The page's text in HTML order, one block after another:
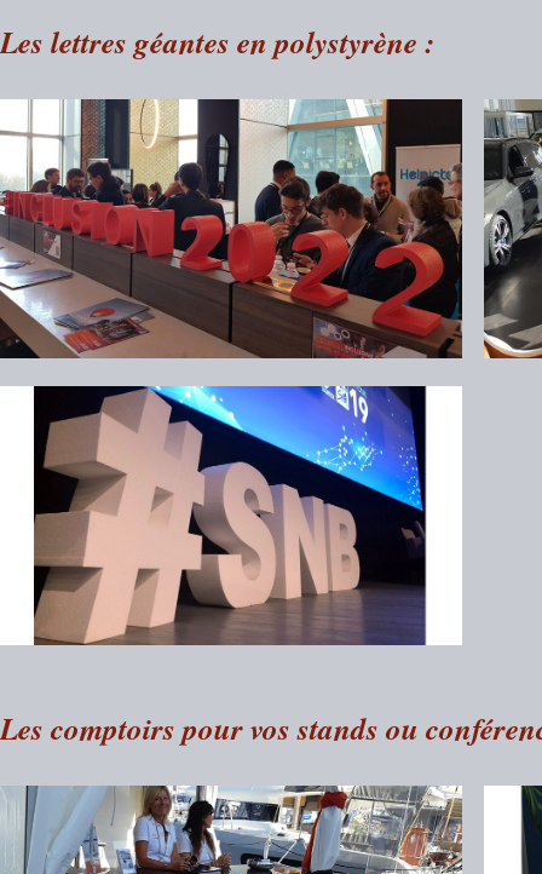
Les lettres géantes en polystyrène :
Les comptoirs pour vos stands ou